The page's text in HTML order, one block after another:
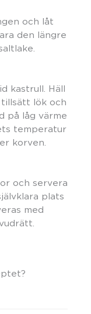
och låt
den längre
kastrull. Häll
lök och
på låg värme
temperatur
korven.
och servera
plats
med